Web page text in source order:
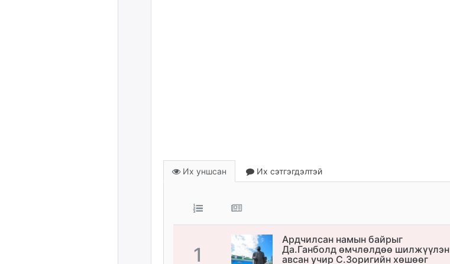
Их уншсан Их сэтгэгдэлтэй
1
Ардчилсан намын байрыг
Да.Ганболд өмчлөлдөө шилжүүлэн
авсан учир С.Зоригийн хөшөөг